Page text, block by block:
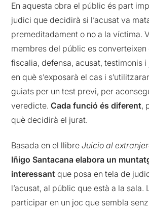
En aquesta obra el públic és part
judici que decidirà si l’acusat va
premeditadament o no a la víctima.
membres del públic es converteixen
fiscalia, defensa, acusat, testimonis
en què s’exposarà el cas i
guiats per un test previ, per
veredicte.Cada funció és diferent,
què decidirà el jurat.
Basada en el llibreJuicio al
Iñigo Santacana elabora un
interessantque posa en tela de
l’acusat, al públic que està a la sala.
participar en un joc que sembla